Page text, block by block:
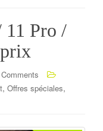
11 Pro /
, Offres spéciales,